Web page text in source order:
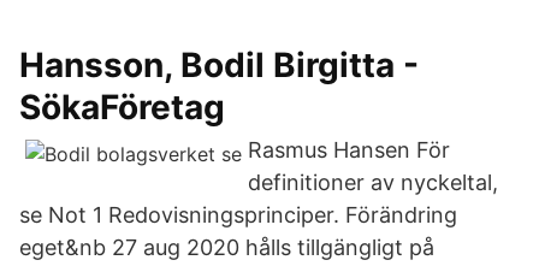
Hansson, Bodil Birgitta -
SökaFöretag
Rasmus Hansen För
definitioner av nyckeltal,
se Not 1 Redovisningsprinciper. Förändring
eget&nb 27 aug 2020 hålls tillgängligt på